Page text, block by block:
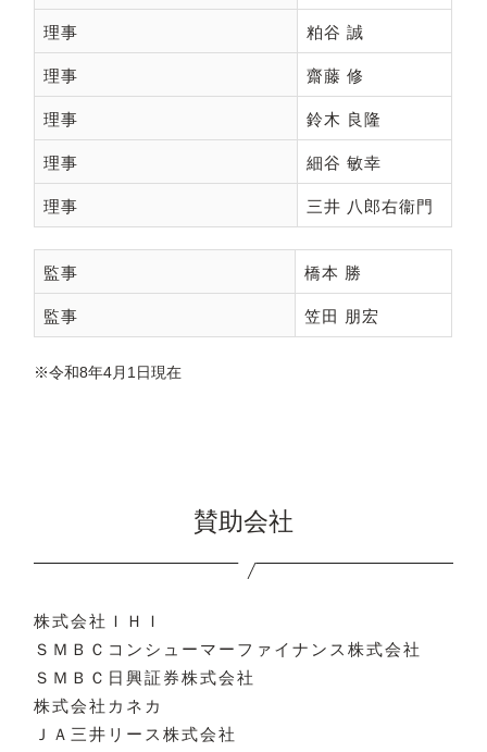
理事 粕谷 誠
理事 齋藤 修
理事 鈴木 良隆
理事 細谷 敏幸
理事 三井 八郎右衞門
監事 橋本 勝
監事 笠田 朋宏
※令和8年4月1日現在
賛助会社
株式会社ＩＨＩ
ＳＭＢＣコンシューマーファイナンス株式会社
ＳＭＢＣ日興証券株式会社
株式会社カネカ
ＪＡ三井リース株式会社